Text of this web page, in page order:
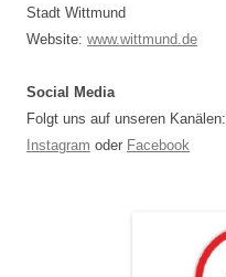
Stadt Wittmund
Website: www.wittmund.de
Social Media
Folgt uns auf unseren Kanälen:
Instagram oder Facebook